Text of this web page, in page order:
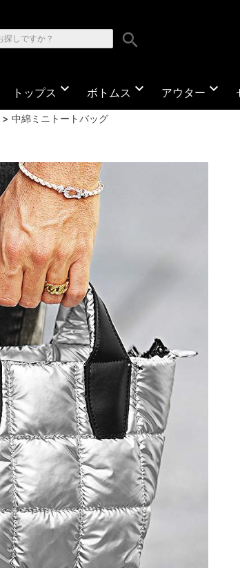
search
トップス expand_more ボトムス expand_more アウター expand_more
中綿ミニトートバッグ